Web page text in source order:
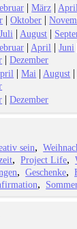
|März | April
|Oktober |
Juli | August |
| April |Juni
|Dezember
|Mai | August |
|Dezember
sein
Project Life
Geschenke